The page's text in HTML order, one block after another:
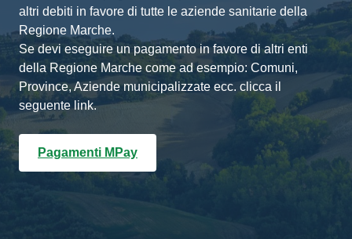
altri debiti in favore di tutte le aziende sanitarie della
Regione Marche.
Se devi eseguire un pagamento in favore di altri enti
della Regione Marche come ad esempio: Comuni,
Province, Aziende municipalizzate ecc. clicca il
seguente link.
Pagamenti MPay